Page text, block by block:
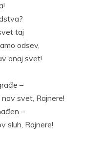
taj
odsev,
onaj svet!
–
svet, Rajnere!
–
sluh, Rajnere!